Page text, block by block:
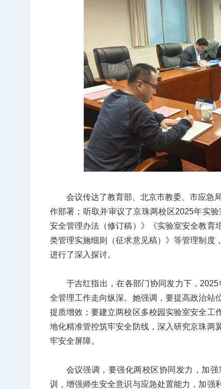
会议传达了教育部、北京市教委、市应急
作部署；听取并审议了京珠两校区2025年实
安全管理办法（修订稿）》《实验室安全教育
类管理实施细则（征求意见稿）》等管理制度
进行了深入探讨。
于吉红指出，在各部门协同发力下，
全管理工作走向纵深。她强调，要提高政治站
提质增效；要建立两校区多校园实验室安全工
地化精准管控筑牢安全防线，深入研究京珠两
牢安全屏障。
会议强调，要强化两校区协同发力，加
训，增强师生安全意识与应急处置能力，加强